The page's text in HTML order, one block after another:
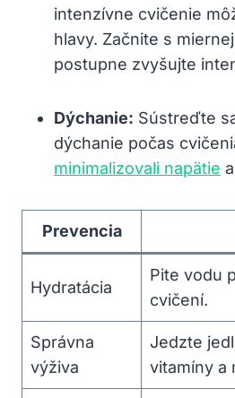
intenzívne cvičenie
hlavy. Začnite s
postupne zvyšujte
Dýchanie: Sústreďte
dýchanie počas
minimalizovali napätie
Prevencia
Hydratácia
Pite vodu
cvičení.
Správna
výživa
Jedzte
vitamíny a